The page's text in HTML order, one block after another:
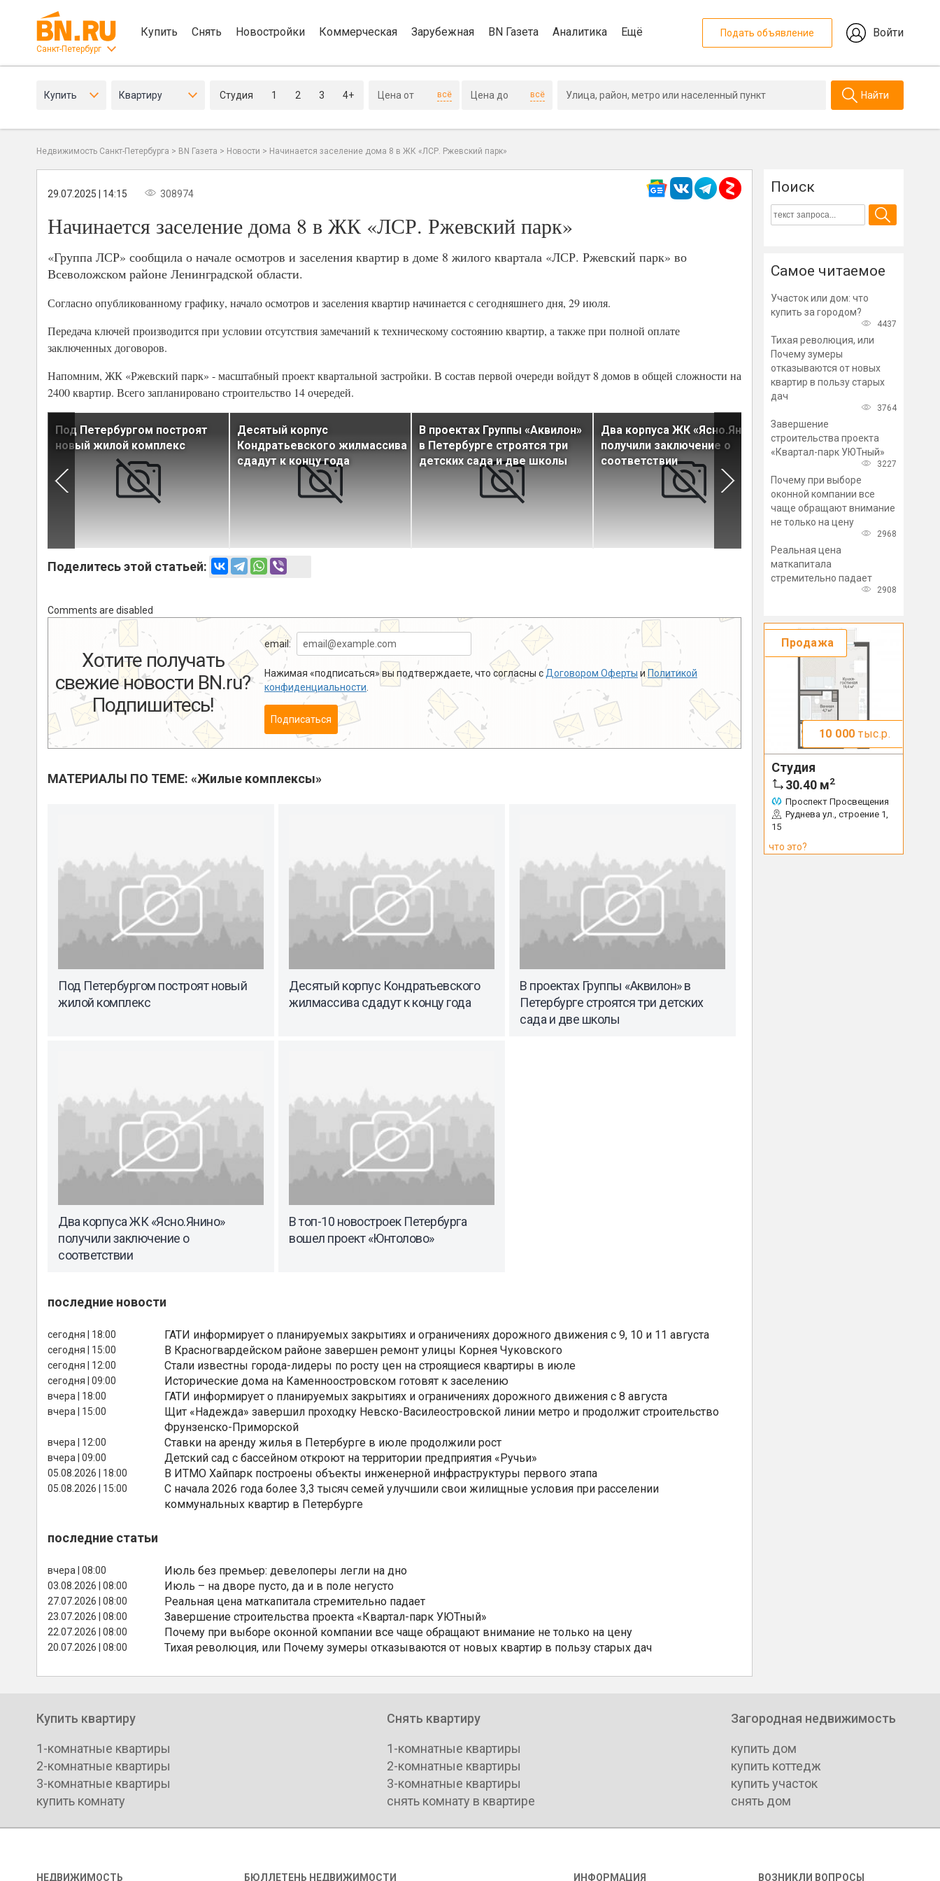
Санкт-Петербург
Купить Снять Новостройки Коммерческая Зарубежная BN Газета Аналитика Ещё Подать объявление Войти
Купить Квартиру Студия 1 2 3 4+ всё всё Найти
Недвижимость Санкт-Петербурга > BN Газета > Новости > Начинается заселение дома 8 в ЖК «ЛСР. Ржевский парк»
29.07.2025 | 14:15 308974
Начинается заселение дома 8 в ЖК «ЛСР. Ржевский парк»
«Группа ЛСР» сообщила о начале осмотров и заселения квартир в доме 8 жилого квартала «ЛСР. Ржевский парк» во
Всеволожском районе Ленинградской области.
Согласно опубликованному графику, начало осмотров и заселения квартир начинается с сегодняшнего дня, 29 июля.
Передача ключей производится при условии отсутствия замечаний к техническому состоянию квартир, а также при полной оплате
заключенных договоров.
Напомним, ЖК «Ржевский парк» - масштабный проект квартальной застройки. В состав первой очереди войдут 8 домов в общей сложности на
2400 квартир. Всего запланировано строительство 14 очередей.
Под Петербургом построят
новый жилой комплекс
Десятый корпус
Кондратьевского жилмассива
сдадут к концу года
В проектах Группы «Аквилон»
в Петербурге строятся три
детских сада и две школы
Два корпуса ЖК «Ясно.Янино»
получили заключение о
соответствии
В топ-10 новостроек
Петербурга вошел проект
«Юнтолово»
Поделитесь этой статьей:
Comments are disabled
Хотите получать
свежие новости BN.ru?
Подпишитесь!
email:
Нажимая «подписаться» вы подтверждаете, что согласны с Договором Оферты и Политикой
конфиденциальности
Подписаться
МАТЕРИАЛЫ ПО ТЕМЕ: «Жилые комплексы»
Под Петербургом построят новый
жилой комплекс
Десятый корпус Кондратьевского
жилмассива сдадут к концу года
В проектах Группы «Аквилон» в
Петербурге строятся три детских
сада и две школы
Два корпуса ЖК «Ясно.Янино»
получили заключение о
соответствии
В топ-10 новостроек Петербурга
вошел проект «Юнтолово»
последние новости
сегодня | 18:00 ГАТИ информирует о планируемых закрытиях и ограничениях дорожного движения с 9, 10 и 11 августа
сегодня | 15:00 В Красногвардейском районе завершен ремонт улицы Корнея Чуковского
сегодня | 12:00 Стали известны города-лидеры по росту цен на строящиеся квартиры в июле
сегодня | 09:00 Исторические дома на Каменноостровском готовят к заселению
вчера | 18:00 ГАТИ информирует о планируемых закрытиях и ограничениях дорожного движения с 8 августа
вчера | 15:00
Щит «Надежда» завершил проходку Невско-Василеостровской линии метро и продолжит строительство
Фрунзенско-Приморской
вчера | 12:00 Ставки на аренду жилья в Петербурге в июле продолжили рост
вчера | 09:00 Детский сад с бассейном откроют на территории предприятия «Ручьи»
05.08.2026 | 18:00 В ИТМО Хайпарк построены объекты инженерной инфраструктуры первого этапа
05.08.2026 | 15:00
С начала 2026 года более 3,3 тысяч семей улучшили свои жилищные условия при расселении
коммунальных квартир в Петербурге
последние статьи
вчера | 08:00 Июль без премьер: девелоперы легли на дно
03.08.2026 | 08:00 Июль – на дворе пусто, да и в поле негусто
27.07.2026 | 08:00 Реальная цена маткапитала стремительно падает
23.07.2026 | 08:00 Завершение строительства проекта «Квартал-парк УЮТный»
22.07.2026 | 08:00 Почему при выборе оконной компании все чаще обращают внимание не только на цену
20.07.2026 | 08:00 Тихая революция, или Почему зумеры отказываются от новых квартир в пользу старых дач
Поиск
Самое читаемое
Участок или дом: что
купить за городом?
4437
Тихая революция, или
Почему зумеры
отказываются от новых
квартир в пользу старых
дач
3764
Завершение
строительства проекта
«Квартал-парк УЮТный»
3227
Почему при выборе
оконной компании все
чаще обращают внимание
не только на цену
2968
Реальная цена
маткапитала
стремительно падает
2908
Продажа
10 000 тыс.р.
Студия
30.40 м2
Проспект Просвещения
Руднева ул., строение 1,
15
что это?
Купить квартиру
1-комнатные квартиры
2-комнатные квартиры
3-комнатные квартиры
купить комнату
Снять квартиру
1-комнатные квартиры
2-комнатные квартиры
3-комнатные квартиры
снять комнату в квартире
Загородная недвижимость
купить дом
купить коттедж
купить участок
снять дом
НЕДВИЖИМОСТЬ БЮЛЛЕТЕНЬ НЕДВИЖИМОСТИ ИНФОРМАЦИЯ ВОЗНИКЛИ ВОПРОСЫ